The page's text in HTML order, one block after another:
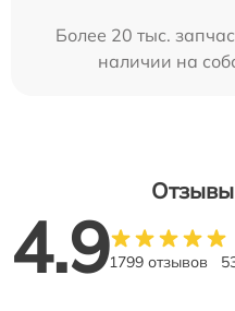
Более 20 тыс.
наличии на
Отзывы
4.91799 отзывов